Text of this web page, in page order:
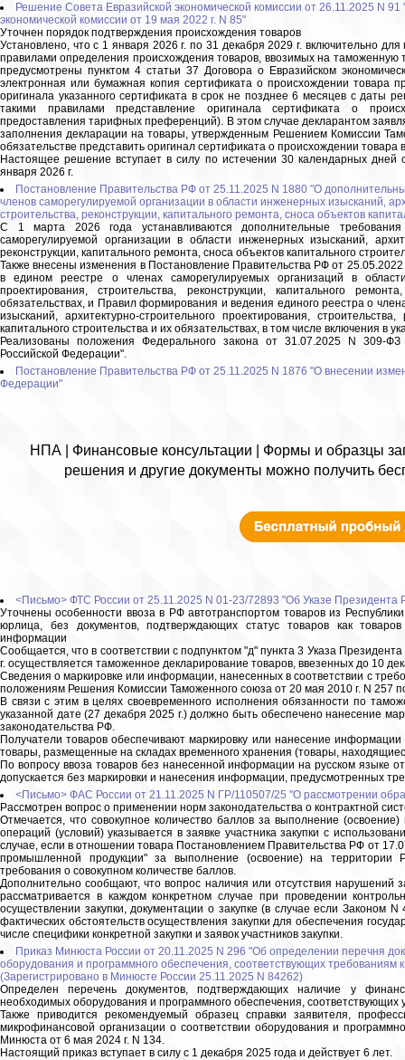
Решение Совета Евразийской экономической комиссии от 26.11.2025 N
экономической комиссии от 19 мая 2022 г. N 85"
Уточнен порядок подтверждения происхождения товаров
Установлено, что с 1 января 2026 г. по 31 декабря 2029 г. включительно
правилами определения происхождения товаров, ввозимых на таможенную
предусмотрены пунктом 4 статьи 37 Договора о Евразийском
электронная или бумажная копия сертификата о происхождении товара
оригинала указанного сертификата в срок не позднее 6 месяцев с даты
такими правилами представление оригинала сертификата о
предоставления тарифных преференций). В этом случае декларантом
заполнения декларации на товары, утвержденным Решением Комиссии
обязательстве представить оригинал сертификата о происхождении товара
Настоящее решение вступает в силу по истечении 30 календарных
января 2026 г.
Постановление Правительства РФ от 25.11.2025 N 1880 "О
членов саморегулируемой организации в области инженерных изысканий,
строительства, реконструкции, капитального ремонта, сноса объектов
С 1 марта 2026 года устанавливаются дополнительные
саморегулируемой организации в области инженерных изысканий,
реконструкции, капитального ремонта, сноса объектов капитального
Также внесены изменения в Постановление Правительства РФ от
в едином реестре о членах саморегулируемых организаций в
проектирования, строительства, реконструкции, капитального
обязательствах, и Правил формирования и ведения единого реестра о
изысканий, архитектурно-строительного проектирования,
капитального строительства и их обязательствах, в том числе включения в
Реализованы положения Федерального закона от 31.07.2025 N 309-
Российской Федерации".
Постановление Правительства РФ от 25.11.2025 N 1876 "О внесении
Федерации"
НПА | Финансовые консультации | Формы и образцы
решения и другие документы можно получить
<Письмо> ФТС России от 25.11.2025 N 01-23/72893 "Об Указе Президента
Уточнены особенности ввоза в РФ автотранспортом товаров из
юрлица, без документов, подтверждающих статус товаров как
информации
Сообщается, что в соответствии с подпунктом "д" пункта 3 Указа
г. осуществляется таможенное декларирование товаров, ввезенных до 10
Сведения о маркировке или информации, нанесенных в соответствии с
положениям Решения Комиссии Таможенного союза от 20 мая 2010 г. N 257
В связи с этим в целях своевременного исполнения обязанности по
указанной дате (27 декабря 2025 г.) должно быть обеспечено нанесение
законодательства РФ.
Получатели товаров обеспечивают маркировку или нанесение
товары, размещенные на складах временного хранения (товары,
По вопросу ввоза товаров без нанесенной информации на русском языке
допускается без маркировки и нанесения информации, предусмотренных
<Письмо> ФАС России от 21.11.2025 N ГР/110507/25 "О рассмотрении
Рассмотрен вопрос о применении норм законодательства о контрактной
Отмечается, что совокупное количество баллов за выполнение
операций (условий) указывается в заявке участника закупки с
случае, если в отношении товара Постановлением Правительства РФ от
промышленной продукции" за выполнение (освоение) на территории
требования о совокупном количестве баллов.
Дополнительно сообщают, что вопрос наличия или отсутствия нарушений
рассматривается в каждом конкретном случае при проведении
осуществлении закупки, документации о закупке (в случае если Законом
фактических обстоятельств осуществления закупки для обеспечения
числе специфики конкретной закупки и заявок участников закупки.
Приказ Минюста России от 20.11.2025 N 296 "Об определении перечня
оборудования и программного обеспечения, соответствующих
(Зарегистрировано в Минюсте России 25.11.2025 N 84262)
Определен перечень документов, подтверждающих наличие у
необходимых оборудования и программного обеспечения,
Также приводится рекомендуемый образец справки заявителя,
микрофинансовой организации о соответствии оборудования и
Минюста от 6 мая 2024 г. N 134.
Настоящий приказ вступает в силу с 1 декабря 2025 года и действует 6 лет.